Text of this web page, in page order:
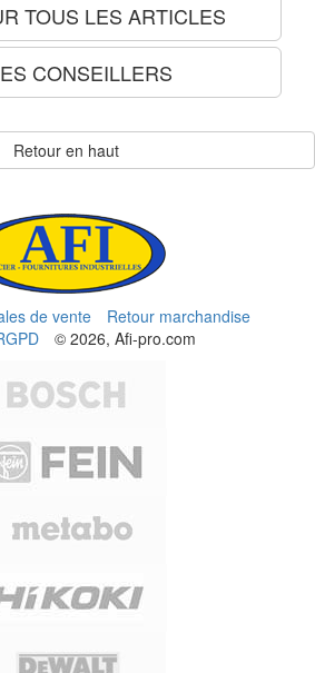
TOUS LES ARTICLES
CONSEILLERS
Retour en haut
de vente
Retour marchandise
© 2026, Afi-pro.com